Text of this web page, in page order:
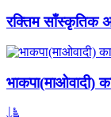
रक्तिम साँस्कृतिक
भाकपा(माओवादी)